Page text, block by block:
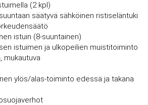
(2 kpl)
säätyvä sähköinen ristiseläntuki
istuin (8-suuntainen)
istuimen ja ulkopeilien muistitoiminto
mukautuva
ylös/alas-toiminto edessä ja takana